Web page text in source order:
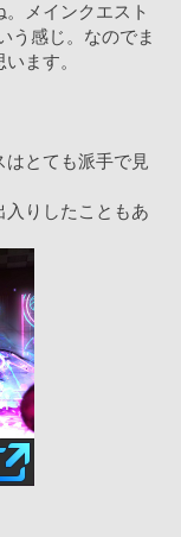
メインクエスト
う感じ。なのでま
ます。
とても派手で見
りしたこともあ